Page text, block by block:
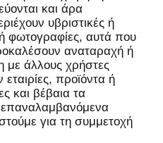
και άρα
υβριστικές ή
φωτογραφίες, αυτά που
αναταραχή ή
με άλλους χρήστες
προϊόντα ή
και βέβαια τα
επαναλαμβανόμενα
για τη συμμετοχή